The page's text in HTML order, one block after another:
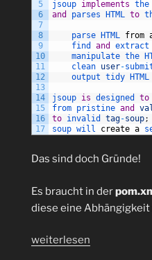
5
6
7
8
9
10
11
12
13
14
15
16
17
jsoup implements the
and
parses HTML to
parse HTML from
find and extract
manipulate the
clean user-
output tidy HTML
jsoup is designed to
from pristine and
to invalid tag-soup;
soup will create a
Das sind doch Gründe!
Es braucht in der
diese eine
„Java:
weiterlesen